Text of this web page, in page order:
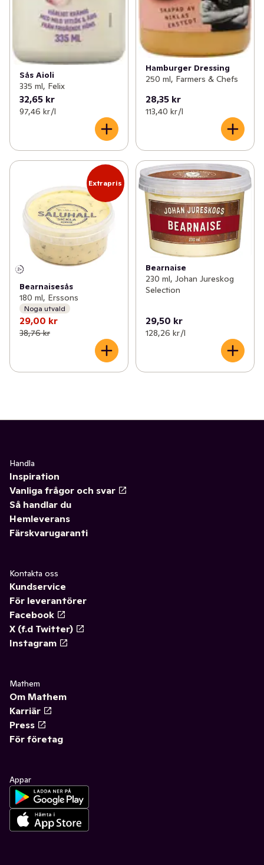
Sås Aioli
335 ml, Felix
32,65 kr
97,46 kr /l
Hamburger Dressing
250 ml, Farmers & Chefs
28,35 kr
113,40 kr /l
Extrapris
Bearnaisesås
180 ml, Erssons
Noga utvald
29,00 kr
38,76 kr
Bearnaise
230 ml, Johan Jureskog
Selection
29,50 kr
128,26 kr /l
Handla
Inspiration
Vanliga frågor och svar
Så handlar du
Hemleverans
Färskvarugaranti
Kontakta oss
Kundservice
För leverantörer
Facebook
X (f.d Twitter)
Instagram
Mathem
Om Mathem
Karriär
Press
För företag
Appar